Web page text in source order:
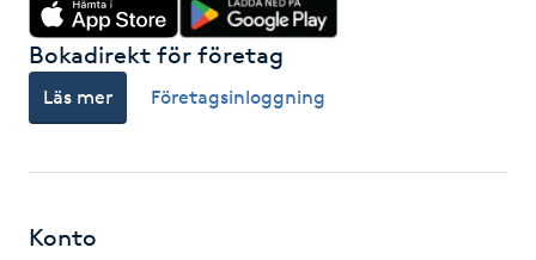
Hårförlängning
Hårvård
Bokadirekt för företag
Läs mer Företagsinloggning
Konto